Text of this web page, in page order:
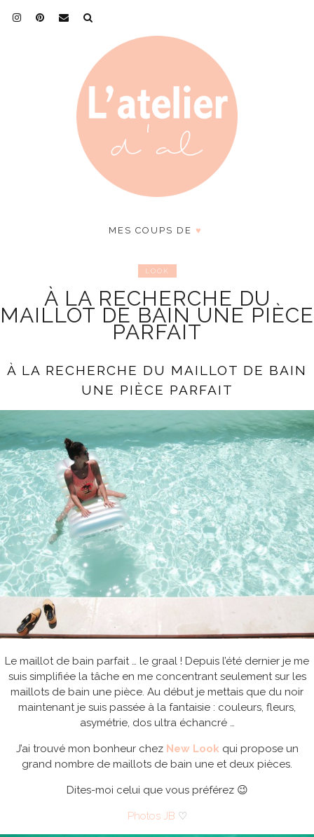
MES COUPS DE ♥
LOOK
À LA RECHERCHE DU
MAILLOT DE BAIN UNE PIÈCE
PARFAIT
À LA RECHERCHE DU MAILLOT DE BAIN
UNE PIÈCE PARFAIT
Le maillot de bain parfait … le graal ! Depuis l’été dernier je me
suis simplifiée la tâche en me concentrant seulement sur les
maillots de bain une pièce. Au début je mettais que du noir
maintenant je suis passée à la fantaisie : couleurs, fleurs,
asymétrie, dos ultra échancré …
J’ai trouvé mon bonheur chez New Look qui propose un
grand nombre de maillots de bain une et deux pièces.
Dites-moi celui que vous préférez 😉
Photos JB ♡